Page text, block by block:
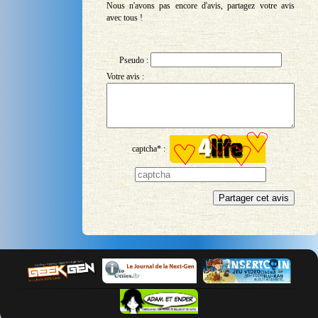
Nous n'avons pas encore d'avis, partagez votre avis
avec tous !
Pseudo :
Votre avis :
captcha* :